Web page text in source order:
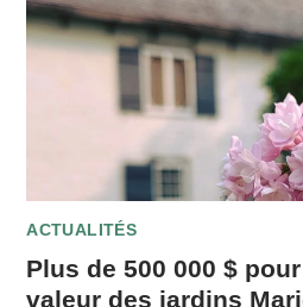
ACTUALITÉS
Plus de 500 000 $
valeur des jardins